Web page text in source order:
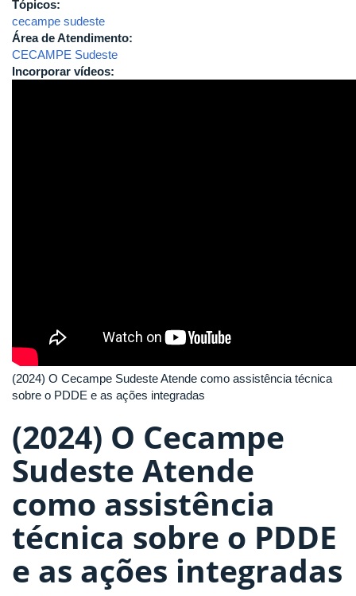
Tópicos:
cecampe sudeste
Área de Atendimento:
CECAMPE Sudeste
Incorporar vídeos:
(2024) O Cecampe Sudeste Atende como assistência técnica
sobre o PDDE e as ações integradas
(2024) O Cecampe
Sudeste Atende
como assistência
técnica sobre o PDDE
e as ações integradas